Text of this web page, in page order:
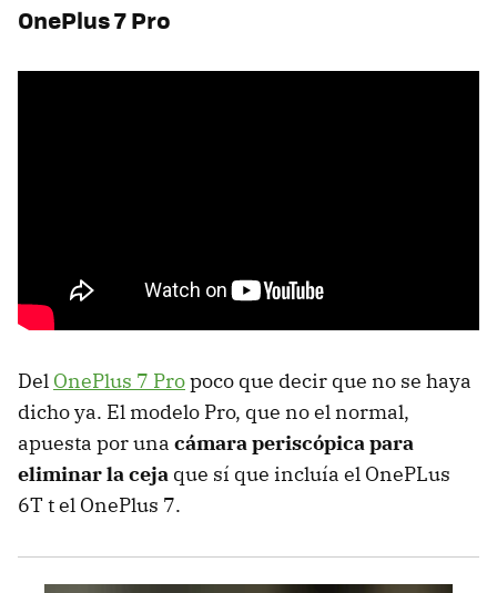
OnePlus 7 Pro
Del OnePlus 7 Propoco que decir que no se haya
dicho ya. El modelo Pro, que no el normal,
apuesta por una cámara periscópica para
eliminar la ceja que sí que incluía el OnePLus
6T t el OnePlus 7.